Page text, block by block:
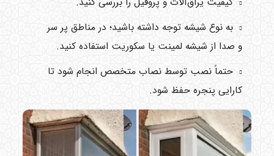
به نوع شیشه توجه داشته باشید؛ در مناطق پر سر
و صدا از شیشه لمینت یا سکوریت استفاده کنید.
حتماً نصب توسط نصاب متخصص انجام شود تا
کارایی پنجره حفظ شود.